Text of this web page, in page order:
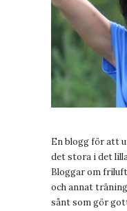
En blogg för att
det stora i det
Bloggar om
och annat
sånt som gör